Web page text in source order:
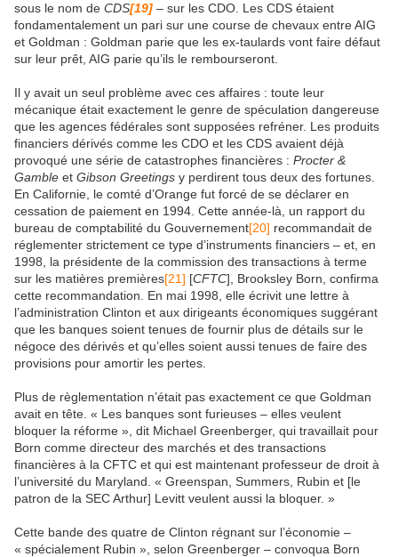
sous le nom de CDS[19] – sur les CDO. Les CDS étaient
fondamentalement un pari sur une course de chevaux entre AIG
et Goldman : Goldman parie que les ex-taulards vont faire défaut
sur leur prêt, AIG parie qu’ils le rembourseront.
Il y avait un seul problème avec ces affaires : toute leur
mécanique était exactement le genre de spéculation dangereuse
que les agences fédérales sont supposées refréner. Les produits
financiers dérivés comme les CDO et les CDS avaient déjà
provoqué une série de catastrophes financières : Procter &
Gamble et Gibson Greetings y perdirent tous deux des fortunes.
En Californie, le comté d’Orange fut forcé de se déclarer en
cessation de paiement en 1994. Cette année-là, un rapport du
bureau de comptabilité du Gouvernement[20] recommandait de
réglementer strictement ce type d’instruments financiers – et, en
1998, la présidente de la commission des transactions à terme
sur les matières premières[21] [CFTC], Brooksley Born, confirma
cette recommandation. En mai 1998, elle écrivit une lettre à
l’administration Clinton et aux dirigeants économiques suggérant
que les banques soient tenues de fournir plus de détails sur le
négoce des dérivés et qu’elles soient aussi tenues de faire des
provisions pour amortir les pertes.
Plus de règlementation n’était pas exactement ce que Goldman
avait en tête. « Les banques sont furieuses – elles veulent
bloquer la réforme », dit Michael Greenberger, qui travaillait pour
Born comme directeur des marchés et des transactions
financières à la CFTC et qui est maintenant professeur de droit à
l’université du Maryland. « Greenspan, Summers, Rubin et [le
patron de la SEC Arthur] Levitt veulent aussi la bloquer. »
Cette bande des quatre de Clinton régnant sur l’économie –
« spécialement Rubin », selon Greenberger – convoqua Born